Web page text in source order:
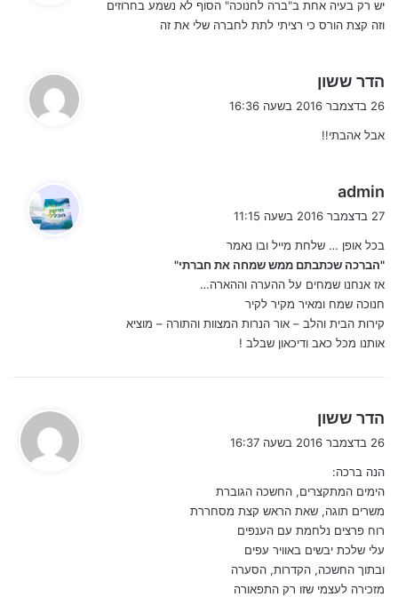
אז בחנוכה הזה, בין סביבון לסופגניה,
אור גדול שיבוא אל הבית והלב,
עוד ברכות לחנוכה בקישורים הבאים:
סדר הדלקת נר חנוכה
ברכה לחנוכה
יום הולדת בחנוכה
תפילה לחנוכה
ב
:
יש רק בעיה אחת ב"ברה לחנוכה" הסוף לא נשמע בחרוזים
וזה קצת הורס כי רציתי לתת לחברה שלי את זה
הדר ששון
ג
26 בדצמבר 2016 בשעה 16:36
אבל אהבתי!!
admin
ב
:
27 בדצמבר 2016 בשעה 11:15
בכל אופן … שלחת מייל ובו נאמר
"הברכה שכתבתם ממש שמחה את חברתי"
אז אנחנו שמחים על ההערה וההארה…
חנוכה שמח ומאיר מקיר לקיר
קירות הבית והלב – אור הנרות המצוות והתורה – מוציא
אותנו מכל כאב ודיכאון שבלב !
הדר ששון
ג
:
26 בדצמבר 2016 בשעה 16:37
הנה ברכה:
הימים המתקצרים, החשכה הגוברת
משרים תוגה, שאת הראש קצת מסחררת
רוח פרצים נלחמת עם הענפים
עלי שלכת יבשים באוויר עפים
ובתוך החשכה, הקדרות, הסערה
מזכירה לעצמי שזו רק התפאורה